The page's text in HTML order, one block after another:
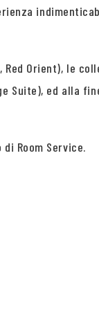
Orient), le
Suite), ed alla
Room Service.